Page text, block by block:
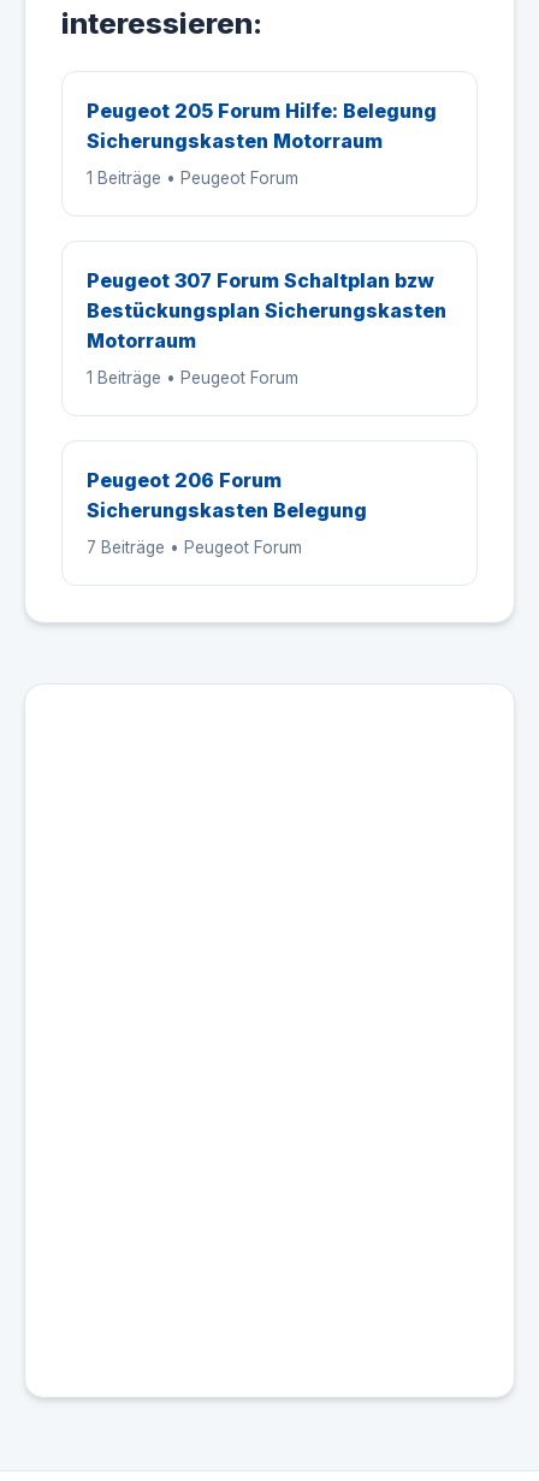
interessieren:
Peugeot 205 Forum Hilfe: Belegung
Sicherungskasten Motorraum
1 Beiträge • Peugeot Forum
Peugeot 307 Forum Schaltplan bzw
Bestückungsplan Sicherungskasten
Motorraum
1 Beiträge • Peugeot Forum
Peugeot 206 Forum
Sicherungskasten Belegung
7 Beiträge • Peugeot Forum